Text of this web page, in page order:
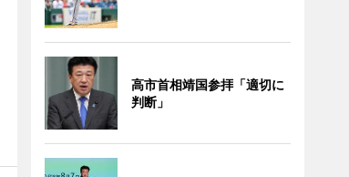
高市首相靖国参拝「適切に
判断」